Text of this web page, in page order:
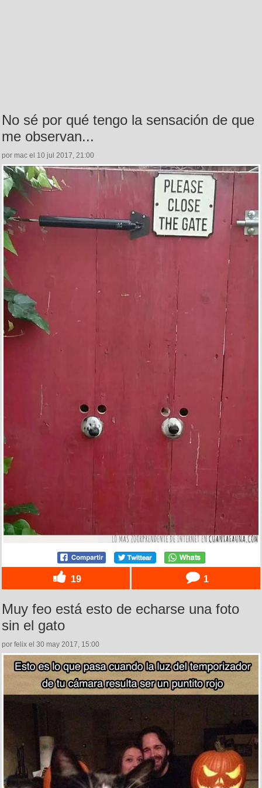
No sé por qué tengo la sensación de que
me observan...
por mac el 10 jul 2017, 21:00
19 1
Muy feo está esto de echarse una foto
sin el gato
por felix el 30 may 2017, 15:00